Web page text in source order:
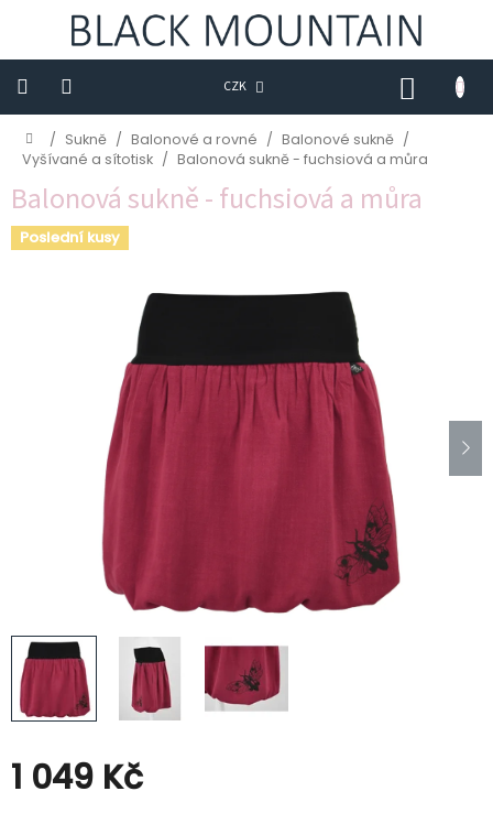
CZK
KOŠÍK
Novinky
Sukně
Domů
/ Sukně / Balonové a rovné / Balonové sukně /
Vyšívané a sítotisk / Balonová sukně - fuchsiová a můra
Balonová sukně - fuchsiová a můra
Poslední kusy
1 049 Kč